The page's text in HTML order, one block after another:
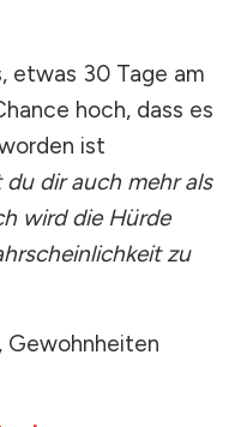
etwas 30 Tage am
hoch, dass es
ist
dir auch mehr als
wird die Hürde
zu
Gewohnheiten